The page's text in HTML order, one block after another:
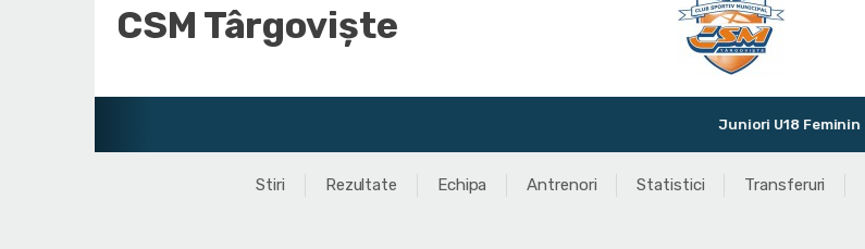
CSM Târgoviște
Juniori U18 Feminin
Stiri Rezultate Echipa Antrenori Statistici Transferuri